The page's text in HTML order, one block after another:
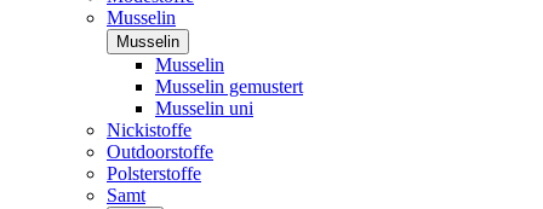
Musselin
Musselin
Musselin
Musselin gemustert
Musselin uni
Nickistoffe
Outdoorstoffe
Polsterstoffe
Samt